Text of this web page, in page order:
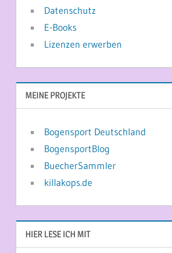
Datenschutz
E-Books
Lizenzen erwerben
MEINE PROJEKTE
Bogensport Deutschland
BogensportBlog
BuecherSammler
killakops.de
HIER LESE ICH MIT